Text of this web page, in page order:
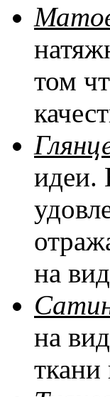
том
идеи.
на
на
ткани